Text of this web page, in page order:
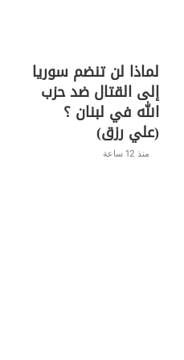
لماذا لن تنضم سوريا
إلى القتال ضد حزب
الله في لبنان ؟
(علي رزق)
منذ 12 ساعة